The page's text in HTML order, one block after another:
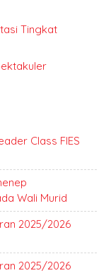
Tingkat
Class FIES
Wali Murid
2025/2026
2025/2026